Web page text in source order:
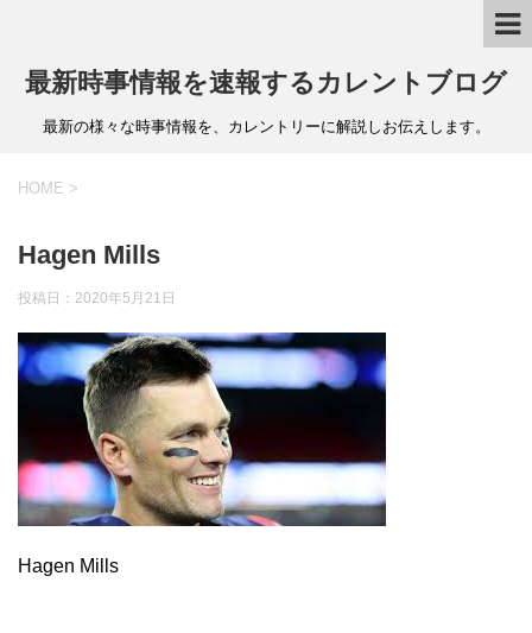
最新時事情報を速報するカレントブログ
最新の様々な時事情報を、カレントリーに解説しお伝えします。
HOME >
Hagen Mills
投稿日： 2020年5月21日
Hagen Mills